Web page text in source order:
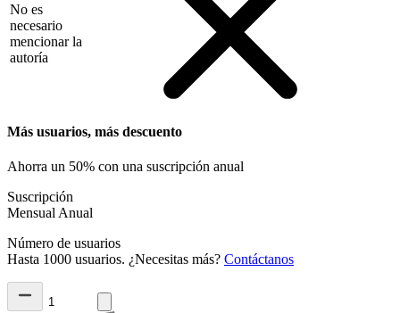
No es
necesario
mencionar la
autoría
Más usuarios, más descuento
Ahorra un 50% con una suscripción anual
Suscripción
Mensual Anual
Número de usuarios
Hasta 1000 usuarios. ¿Necesitas más? Contáctanos